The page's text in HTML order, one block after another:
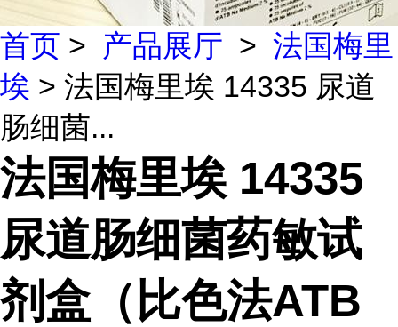
首页 > 产品展厅 > 法国梅里
埃 > 法国梅里埃 14335 尿道
肠细菌...
法国梅里埃 14335
尿道肠细菌药敏试
剂盒（比色法ATB